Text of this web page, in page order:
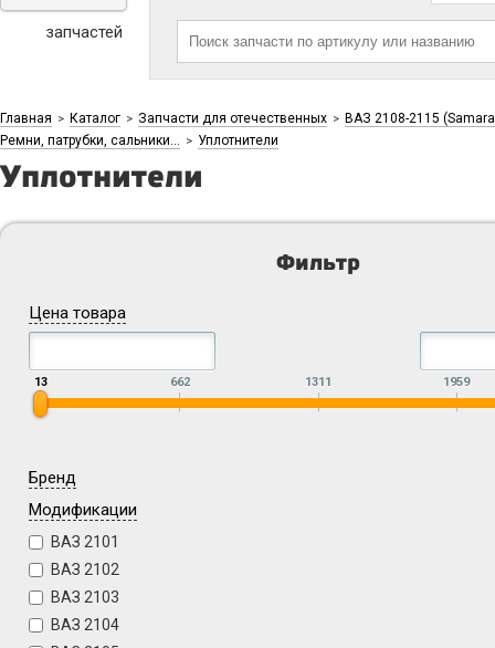
запчастей
Главная > Каталог > Запчасти для отечественных > ВАЗ 2108-2115
Ремни, патрубки, сальники...
> Уплотнители
Уплотнители
Фильтр
Цена товара
13 662 1311 1959
Бренд
Модификации
ВАЗ 2101
ВАЗ 2102
ВАЗ 2103
ВАЗ 2104